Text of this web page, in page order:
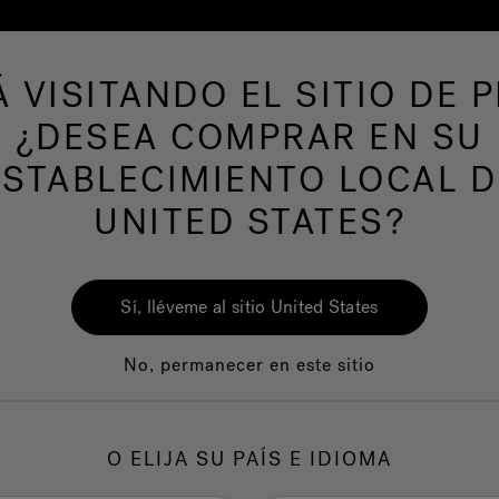
hidromasaje Más productos Nuestra
Servicio al
VISITANDO EL SITIO DE
¿DESEA COMPRAR EN SU
LOCAL
UNITED STATES?
Sí, lléveme al sitio United States
No, permanecer en este sitio
O ELIJA SU PAÍS E IDIOMA